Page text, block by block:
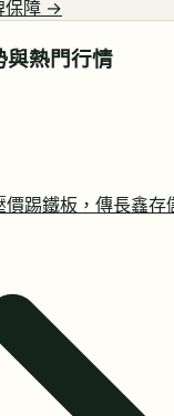
保障 →
熱門行情
價踢鐵板，傳長鑫